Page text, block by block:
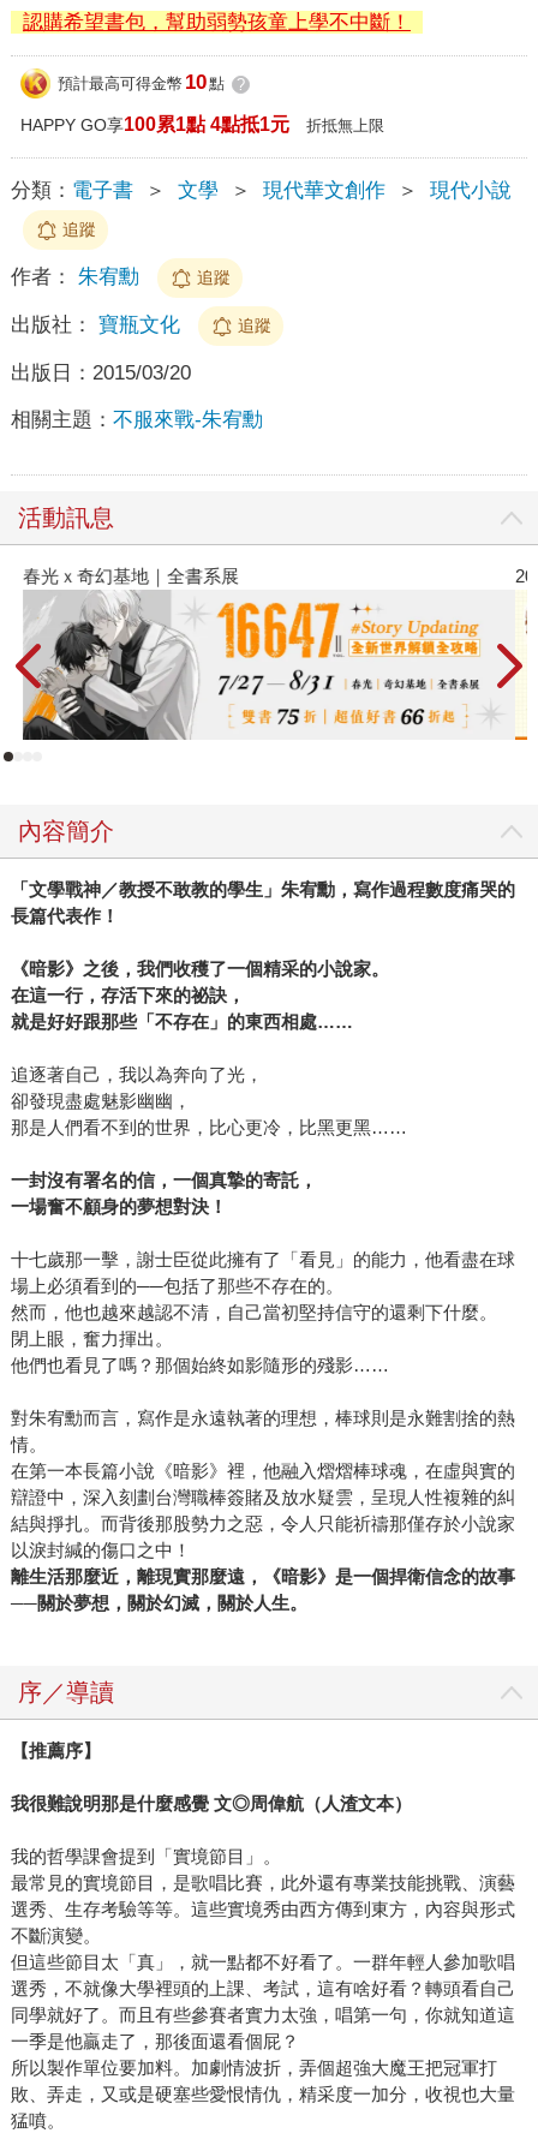
認購希望書包，幫助弱勢孩童上學不中斷！
預計最高可得金幣 10點 ?
HAPPY GO享100累1點 4點抵1元 折抵無上限
分類： 電子書 ＞ 文學 ＞ 現代華文創作 ＞ 現代小說
追蹤
作者： 朱宥勳 追蹤
出版社： 寶瓶文化 追蹤
出版日： 2015/03/20
相關主題： 不服來戰-朱宥勳
活動訊息
春光ｘ奇幻基地｜全書系展
內容簡介
「文學戰神／教授不敢教的學生」朱宥勳，寫作過程數度痛哭的
長篇代表作！
《暗影》之後，我們收穫了一個精采的小說家。
在這一行，存活下來的祕訣，
就是好好跟那些「不存在」的東西相處……
追逐著自己，我以為奔向了光，
卻發現盡處魅影幽幽，
那是人們看不到的世界，比心更冷，比黑更黑……
一封沒有署名的信，一個真摯的寄託，
一場奮不顧身的夢想對決！
十七歲那一擊，謝士臣從此擁有了「看見」的能力，他看盡在球
場上必須看到的──包括了那些不存在的。
然而，他也越來越認不清，自己當初堅持信守的還剩下什麼。
閉上眼，奮力揮出。
他們也看見了嗎？那個始終如影隨形的殘影……
對朱宥勳而言，寫作是永遠執著的理想，棒球則是永難割捨的熱
情。
在第一本長篇小說《暗影》裡，他融入熠熠棒球魂，在虛與實的
辯證中，深入刻劃台灣職棒簽賭及放水疑雲，呈現人性複雜的糾
結與掙扎。而背後那股勢力之惡，令人只能祈禱那僅存於小說家
以淚封緘的傷口之中！
離生活那麼近，離現實那麼遠，《暗影》是一個捍衛信念的故事
──關於夢想，關於幻滅，關於人生。
序／導讀
【推薦序】
我很難說明那是什麼感覺 文◎周偉航（人渣文本）
我的哲學課會提到「實境節目」。
最常見的實境節目，是歌唱比賽，此外還有專業技能挑戰、演藝
選秀、生存考驗等等。這些實境秀由西方傳到東方，內容與形式
不斷演變。
但這些節目太「真」，就一點都不好看了。一群年輕人參加歌唱
選秀，不就像大學裡頭的上課、考試，這有啥好看？轉頭看自己
同學就好了。而且有些參賽者實力太強，唱第一句，你就知道這
一季是他贏走了，那後面還看個屁？
所以製作單位要加料。加劇情波折，弄個超強大魔王把冠軍打
敗、弄走，又或是硬塞些愛恨情仇，精采度一加分，收視也大量
猛噴。